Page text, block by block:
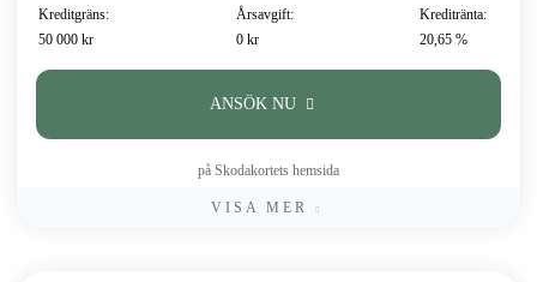
Kreditgräns:
50 000 kr
Årsavgift:
0 kr
Kreditränta:
20,65 %
ANSÖK NU
på Skodakortets hemsida
VISA MER